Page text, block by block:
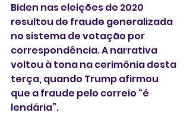
Biden nas eleições de 2020
resultou de fraude generalizada
no sistema de votação por
correspondência. A narrativa
voltou à tona na cerimônia desta
terça, quando Trump afirmou
que a fraude pelo correio “é
lendária”.